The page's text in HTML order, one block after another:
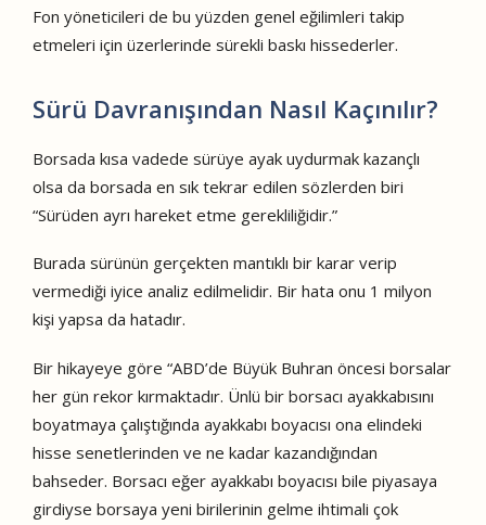
Fon yöneticileri de bu yüzden genel eğilimleri takip
etmeleri için üzerlerinde sürekli baskı hissederler.
Sürü Davranışından Nasıl Kaçınılır?
Borsada kısa vadede sürüye ayak uydurmak kazançlı
olsa da borsada en sık tekrar edilen sözlerden biri
“Sürüden ayrı hareket etme gerekliliğidir.”
Burada sürünün gerçekten mantıklı bir karar verip
vermediği iyice analiz edilmelidir. Bir hata onu 1 milyon
kişi yapsa da hatadır.
Bir hikayeye göre “ABD’de Büyük Buhran öncesi borsalar
her gün rekor kırmaktadır. Ünlü bir borsacı ayakkabısını
boyatmaya çalıştığında ayakkabı boyacısı ona elindeki
hisse senetlerinden ve ne kadar kazandığından
bahseder. Borsacı eğer ayakkabı boyacısı bile piyasaya
girdiyse borsaya yeni birilerinin gelme ihtimali çok